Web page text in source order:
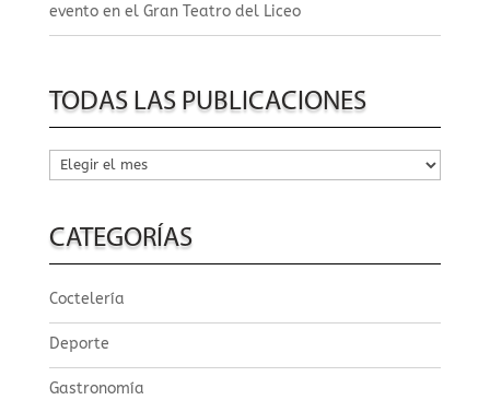
evento en el Gran Teatro del Liceo
TODAS LAS PUBLICACIONES
Todas
las
CATEGORÍAS
Coctelería
Deporte
Gastronomía